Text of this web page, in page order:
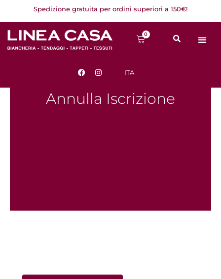
contenuto
Spedizione gratuita per ordini superiori a 150€!
0
Carrello
F
a
b
o
I
n
a
g
ITA
Annulla Iscrizione